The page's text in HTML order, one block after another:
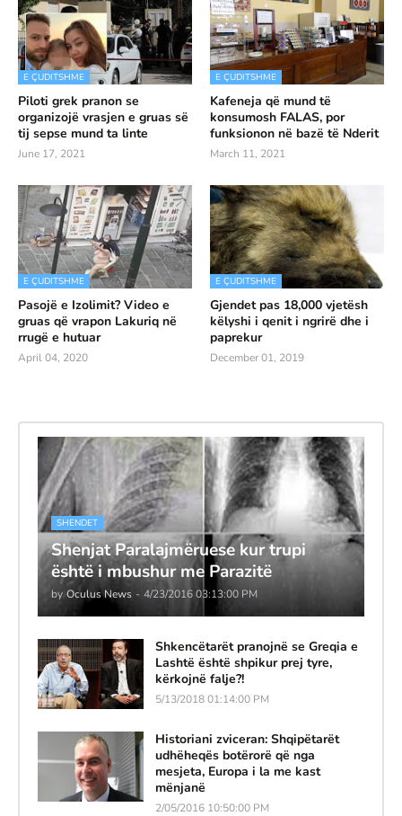
E ÇUDITSHME
Piloti grek pranon se
organizojë vrasjen e gruas së
tij sepse mund ta linte
June 17, 2021
E ÇUDITSHME
Kafeneja që mund të
konsumosh FALAS, por
funksionon në bazë të Nderit
March 11, 2021
E ÇUDITSHME
Pasojë e Izolimit? Video e
gruas që vrapon Lakuriq në
rrugë e hutuar
April 04, 2020
E ÇUDITSHME
Gjendet pas 18,000 vjetësh
këlyshi i qenit i ngrirë dhe i
paprekur
December 01, 2019
SHENDET
Shenjat Paralajmëruese kur trupi
është i mbushur me Parazitë
by Oculus News - 4/23/2016 03:13:00 PM
Shkencëtarët pranojnë se Greqia e
Lashtë është shpikur prej tyre,
kërkojnë falje?!
5/13/2018 01:14:00 PM
Historiani zviceran: Shqipëtarët
udhëheqës botërorë që nga
mesjeta, Europa i la me kast
mënjanë
2/05/2016 10:50:00 PM